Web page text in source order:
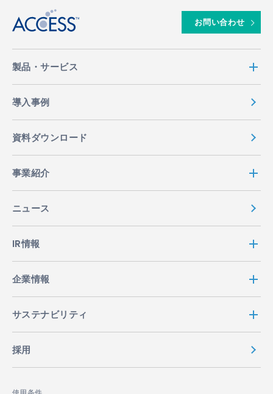
お問い合わせ
製品・サービス
導入事例
資料ダウンロード
事業紹介
ニュース
IR情報
企業情報
サステナビリティ
採用